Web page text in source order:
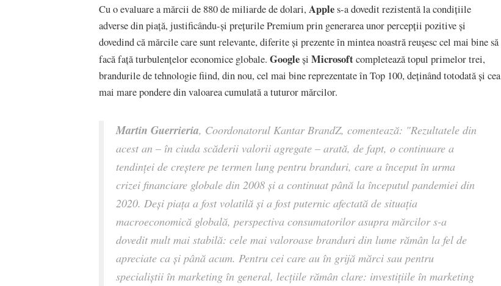
Cu o evaluare a mărcii de 880 de miliarde de dolari, Apples-a dovedit rezistentă la condițiile
adverse din piață, justificându-și prețurile Premium prin generarea unor percepții pozitive și
dovedind că mărcile care sunt relevante, diferite și prezente în mintea noastră reușesc cel mai bine să
facă față turbulențelor economice globale. Googleși Microsoftcompletează topul primelor trei,
brandurile de tehnologie fiind, din nou, cel mai bine reprezentate în Top 100, deținând totodată și cea
mai mare pondere din valoarea cumulată a tuturor mărcilor.
Martin Guerrieria, Coordonatorul Kantar BrandZ, comentează: "Rezultatele din
acest an – în ciuda scăderii valorii agregate – arată, de fapt, o continuare a
tendinței de creștere pe termen lung pentru branduri, care a început în urma
crizei financiare globale din 2008 și a continuat până la începutul pandemiei din
2020. Deși piața a fost volatilă și a fost puternic afectată de situația
macroeconomică globală, perspectiva consumatorilor asupra mărcilor s-a
dovedit mult mai stabilă: cele mai valoroase branduri din lume rămân la fel de
apreciate ca și până acum. Pentru cei care au în grijă mărci sau pentru
specialiștii în marketing în general, lecțiile rămân clare: investițiile în marketing